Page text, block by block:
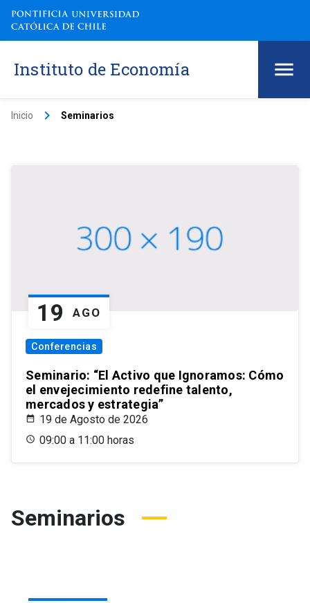
Instituto de Economía
Inicio keyboard_arrow_right Seminarios
19 AGO
Conferencias
Seminario: “El Activo que Ignoramos: Cómo
el envejecimiento redefine talento,
mercados y estrategia”
19 de Agosto de 2026
09:00 a 11:00 horas
Seminarios